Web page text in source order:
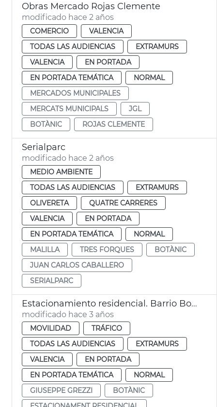
Obras Mercado Rojas Clemente
modificado hace 2 años
COMERCIO
VALENCIA
TODAS LAS AUDIENCIAS
EXTRAMURS
VALENCIA
EN PORTADA
EN PORTADA TEMÁTICA
NORMAL
MERCADOS MUNICIPALES
MERCATS MUNICIPALS
JGL
BOTÀNIC
ROJAS CLEMENTE
Serialparc
modificado hace 2 años
MEDIO AMBIENTE
TODAS LAS AUDIENCIAS
EXTRAMURS
OLIVERETA
QUATRE CARRERES
VALENCIA
EN PORTADA
EN PORTADA TEMÁTICA
NORMAL
MALILLA
TRES FORQUES
BOTÀNIC
JUAN CARLOS CABALLERO
SERIALPARC
Estacionamiento residencial. Barrio Botànic
modificado hace 3 años
MOVILIDAD
TRÁFICO
TODAS LAS AUDIENCIAS
EXTRAMURS
VALENCIA
EN PORTADA
EN PORTADA TEMÁTICA
NORMAL
GIUSEPPE GREZZI
BOTÀNIC